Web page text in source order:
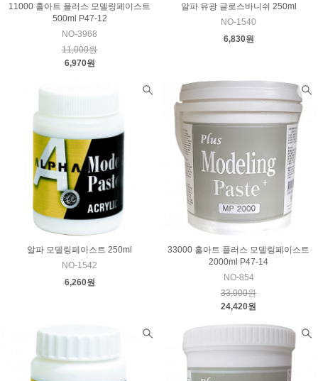
11000 홀아트 플러스 모델링페이스트
500ml P47-12
NO-3968
11,000원
6,970원
알파 유광 글로스바니쉬 250ml
NO-1540
6,830원
알파 모델링페이스트 250ml
NO-1542
6,260원
33000 홀아트 플러스 모델링페이스트
2000ml P47-14
NO-854
33,000원
24,420원